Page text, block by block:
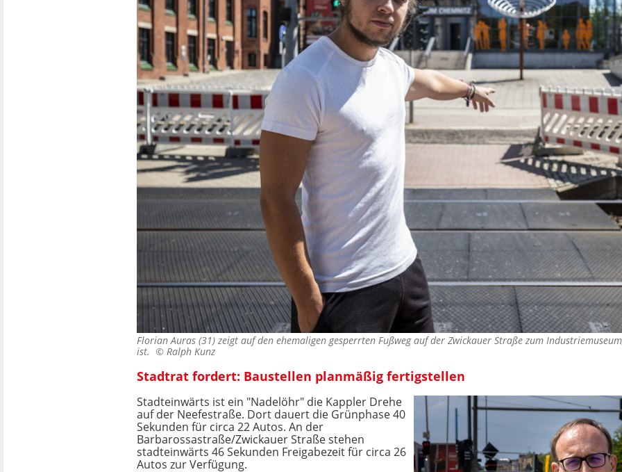
Florian Auras (31) zeigt auf den ehemaligen gesperrten Fußweg auf der Zwickauer Straße zum
ist. © Ralph Kunz
Stadtrat fordert: Baustellen planmäßig fertigstellen
Stadteinwärts ist ein "Nadelöhr" die Kappler Drehe
auf der Neefestraße. Dort dauert die Grünphase 40
Sekunden für circa 22 Autos. An der
Barbarossastraße/Zwickauer Straße stehen
stadteinwärts 46 Sekunden Freigabezeit für circa 26
Autos zur Verfügung.